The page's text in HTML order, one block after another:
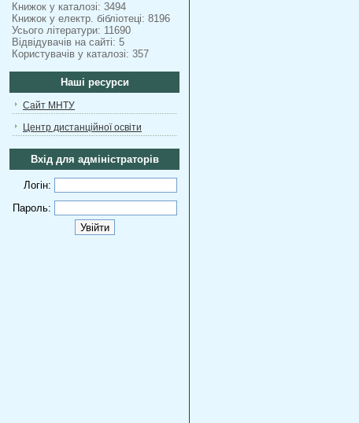
Книжок у каталозі: 3494
Книжок у електр. бібліотеці: 8196
Усього літератури: 11690
Відвідувачів на сайті: 5
Користувачів у каталозі: 357
Наші ресурси
Сайт МНТУ
Центр дистанційної освіти
Вхід для адміністраторів
Логін:
Пароль: